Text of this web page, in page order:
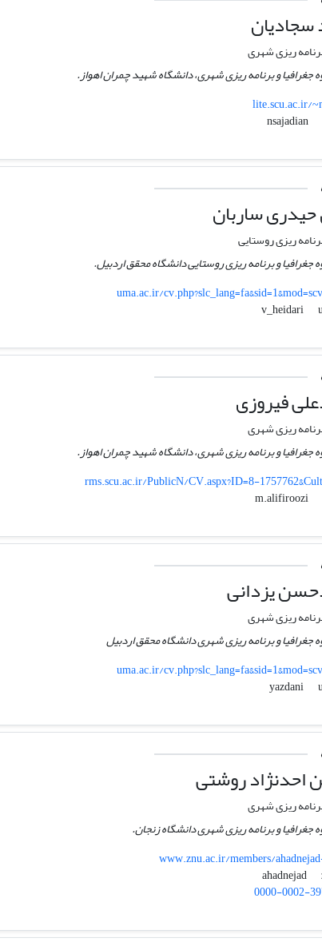
سجادیان
ریزی شهری
جغرافیا و برنامه ریزی شهری، دانشگاه شهید چمران اهواز.
lite.scu.ac.ir/
ساربان
ریزی روستایی
جغرافیا و برنامه ریزی روستایی دانشگاه محقق اردبیل.
uma.ac.ir/
فیروزی
ریزی شهری
جغرافیا و برنامه ریزی شهری، دانشگاه شهید چمران اهواز.
rms.scu.ac.ir/PublicN/CV.aspx?ID=8-
یزدانی
ریزی شهری
جغرافیا و برنامه ریزی شهری دانشگاه محقق اردبیل
uma.ac.ir/
روشتی
ریزی شهری
جغرافیا و برنامه ریزی شهری دانشگاه زنجان.
www.znu.ac.ir/members/
0000-0002-